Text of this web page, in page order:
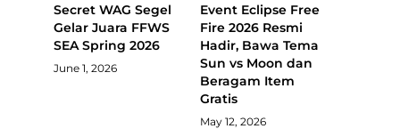
Secret WAG Segel
Gelar Juara FFWS
SEA Spring 2026
June 1, 2026
Event Eclipse Free
Fire 2026 Resmi
Hadir, Bawa Tema
Sun vs Moon dan
Beragam Item
Gratis
May 12, 2026